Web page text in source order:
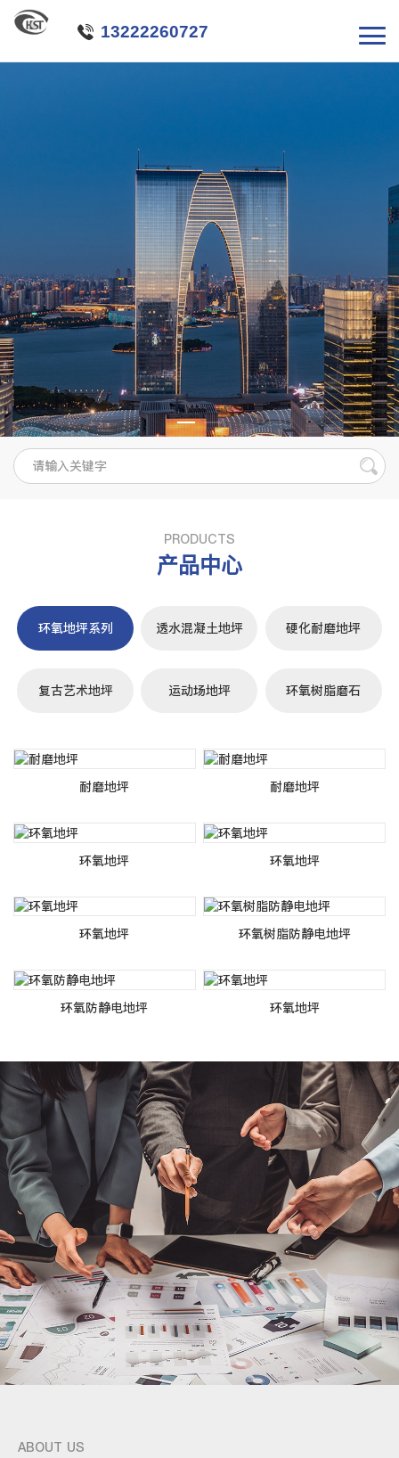
 13222260727
PRODUCTS
产品中心
环氧地坪系列 透水混凝土地坪 硬化耐磨地坪
复古艺术地坪 运动场地坪 环氧树脂磨石
耐磨地坪 耐磨地坪
环氧地坪 环氧地坪
环氧地坪 环氧树脂防静电地坪
环氧防静电地坪 环氧地坪
ABOUT US